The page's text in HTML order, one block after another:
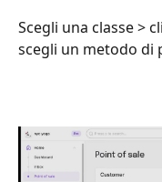
Scegli una classe >
scegli un metodo di